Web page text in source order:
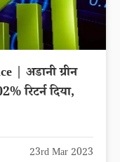
| अडानी ग्रीन
रिटर्न दिया,
23rd Mar 2023